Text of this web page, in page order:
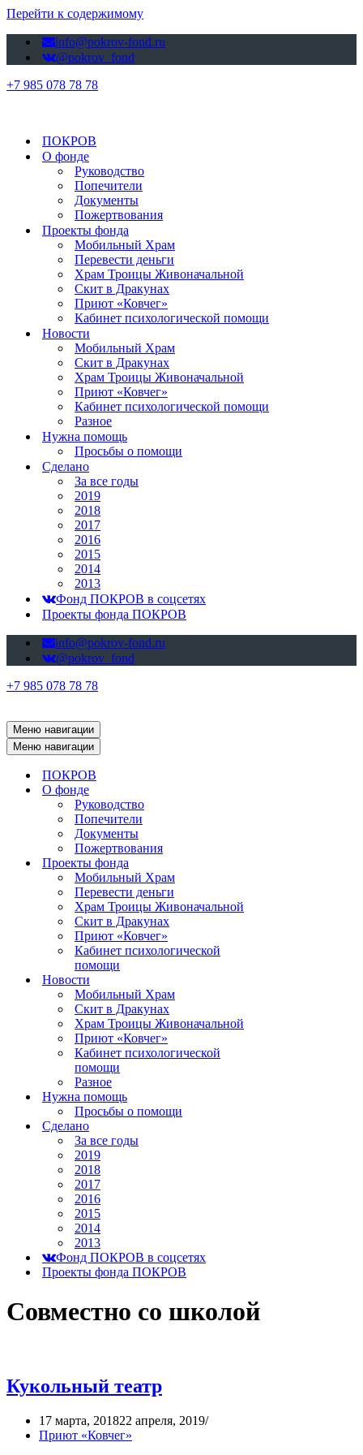
Перейти к содержимому
info@pokrov-fond.ru
@pokrov_fond
+7 985 078 78 78
ПОКРОВ
О фонде
Руководство
Попечители
Документы
Пожертвования
Проекты фонда
Мобильный Храм
Перевести деньги
Храм Троицы Живоначальной
Скит в Дракунах
Приют «Ковчег»
Кабинет психологической помощи
Новости
Мобильный Храм
Скит в Дракунах
Храм Троицы Живоначальной
Приют «Ковчег»
Кабинет психологической помощи
Разное
Нужна помощь
Просьбы о помощи
Сделано
За все годы
2019
2018
2017
2016
2015
2014
2013
Фонд ПОКРОВ в соцсетях
Проекты фонда ПОКРОВ
info@pokrov-fond.ru
@pokrov_fond
+7 985 078 78 78
Меню навигации
Меню навигации
ПОКРОВ
О фонде
Руководство
Попечители
Документы
Пожертвования
Проекты фонда
Мобильный Храм
Перевести деньги
Храм Троицы Живоначальной
Скит в Дракунах
Приют «Ковчег»
Кабинет психологической
помощи
Новости
Мобильный Храм
Скит в Дракунах
Храм Троицы Живоначальной
Приют «Ковчег»
Кабинет психологической
помощи
Разное
Нужна помощь
Просьбы о помощи
Сделано
За все годы
2019
2018
2017
2016
2015
2014
2013
Фонд ПОКРОВ в соцсетях
Проекты фонда ПОКРОВ
Совместно со школой
Кукольный театр
17 марта, 201822 апреля, 2019
Приют «Ковчег»